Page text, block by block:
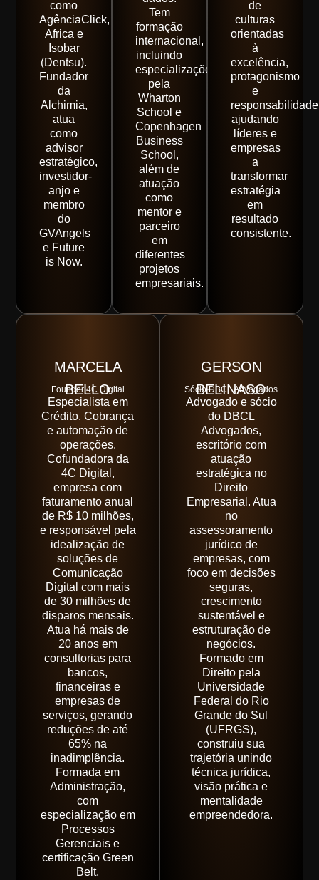
como
AgênciaClick,
Africa e
Isobar
(Dentsu).
Fundador
da
Alchimia,
atua
como
advisor
estratégico,
investidor-
anjo e
membro
do
GVAngels
e Future
is Now.
Tem
formação
internacional,
incluindo
especializações
pela
Wharton
School e
Copenhagen
Business
School,
além de
atuação
como
mentor e
parceiro
em
diferentes
projetos
empresariais.
de
culturas
orientadas
à
excelência,
protagonismo
e
ajudando
líderes e
empresas
a
transformar
estratégia
em
resultado
consistente.
MARCELA
BELLO
Founder 4C Digital
Especialista em
Crédito, Cobrança
e automação de
operações.
Cofundadora da
4C Digital,
empresa com
faturamento anual
de R$ 10 milhões,
e responsável pela
idealização de
soluções de
Comunicação
Digital com mais
de 30 milhões de
disparos mensais.
Atua há mais de
20 anos em
consultorias para
bancos,
financeiras e
empresas de
serviços, gerando
reduções de até
65% na
inadimplência.
Formada em
Administração,
com
especialização em
Processos
Gerenciais e
certificação Green
Belt.
GERSON
BELINASO
Sócio DBCL Advogados
Advogado e sócio
do DBCL
Advogados,
escritório com
atuação
estratégica no
Direito
Empresarial. Atua
no
assessoramento
jurídico de
empresas, com
foco em decisões
seguras,
crescimento
sustentável e
estruturação de
negócios.
Formado em
Direito pela
Universidade
Federal do Rio
Grande do Sul
(UFRGS),
construiu sua
trajetória unindo
técnica jurídica,
visão prática e
mentalidade
empreendedora.